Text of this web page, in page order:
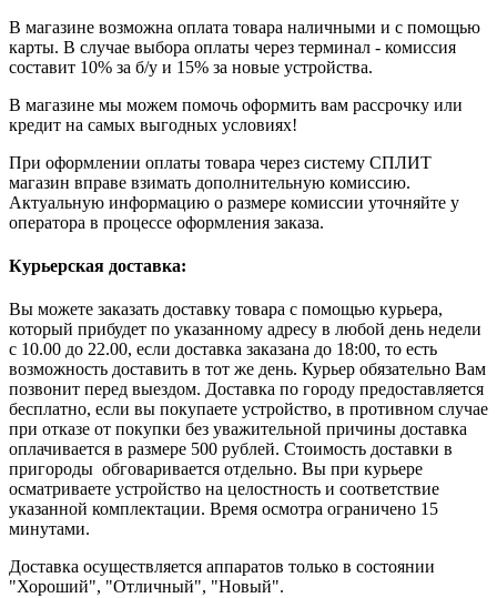
В магазине возможна оплата товара наличными и с помощью
карты. В случае выбора оплаты через терминал - комиссия
составит 10% за б/у и 15% за новые устройства.
В магазине мы можем помочь оформить вам рассрочку или
кредит на самых выгодных условиях!
При оформлении оплаты товара через систему СПЛИТ
магазин вправе взимать дополнительную комиссию.
Актуальную информацию о размере комиссии уточняйте у
оператора в процессе оформления заказа.
Курьерская доставка:
Вы можете заказать доставку товара с помощью курьера,
который прибудет по указанному адресу в любой день недели
с 10.00 до 22.00, если доставка заказана до 18:00, то есть
возможность доставить в тот же день. Курьер обязательно Вам
позвонит перед выездом. Доставка по городу предоставляется
бесплатно, если вы покупаете устройство, в противном случае
при отказе от покупки без уважительной причины доставка
оплачивается в размере 500 рублей. Стоимость доставки в
пригороды обговаривается отдельно. Вы при курьере
осматриваете устройство на целостность и соответствие
указанной комплектации. Время осмотра ограничено 15
минутами.
Доставка осуществляется аппаратов только в состоянии
"Хороший", "Отличный", "Новый".